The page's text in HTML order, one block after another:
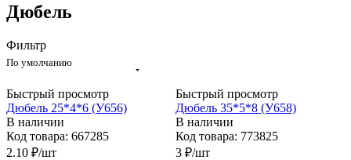
Дюбель
Фильтр
По умолчанию
Быстрый просмотр
Дюбель 25*4*6 (У656)
В наличии
Код товара: 667285
2.10 ₽/шт
Быстрый просмотр
Дюбель 35*5*8 (У658)
В наличии
Код товара: 773825
3 ₽/шт